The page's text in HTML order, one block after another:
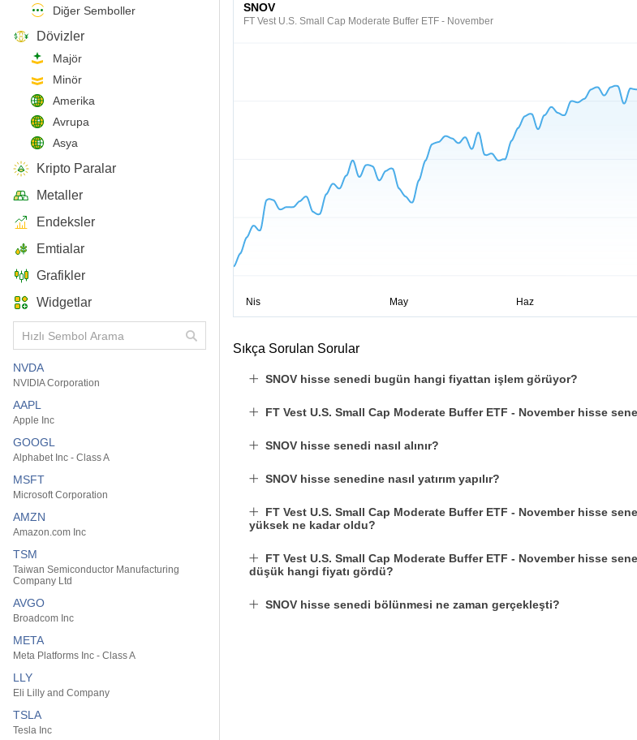
Diğer Semboller
Dövizler
Majör
Minör
Amerika
Avrupa
Asya
Kripto Paralar
Metaller
Endeksler
Emtialar
Grafikler
Widgetlar
NVDA
NVIDIA Corporation
AAPL
Apple Inc
GOOGL
Alphabet Inc - Class A
MSFT
Microsoft Corporation
AMZN
Amazon.com Inc
TSM
Taiwan Semiconductor Manufacturing
Company Ltd
AVGO
Broadcom Inc
META
Meta Platforms Inc - Class A
LLY
Eli Lilly and Company
TSLA
Tesla Inc
SNOV
FT Vest U.S. Small Cap Moderate Buffer ETF - November
Sıkça Sorulan Sorular
SNOV hisse senedi bugün hangi fiyattan işlem görüyor?
FT Vest U.S. Small Cap Moderate Buffer ETF - November hisse
SNOV hisse senedi nasıl alınır?
SNOV hisse senedine nasıl yatırım yapılır?
FT Vest U.S. Small Cap Moderate Buffer ETF - November hisse
yüksek ne kadar oldu?
FT Vest U.S. Small Cap Moderate Buffer ETF - November hisse
düşük hangi fiyatı gördü?
SNOV hisse senedi bölünmesi ne zaman gerçekleşti?